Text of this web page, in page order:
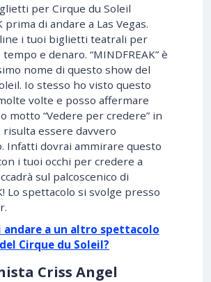
per Cirque du Soleil
prima di andare a Las Vegas.
i tuoi biglietti teatrali per
e denaro. “MINDFREAK” è
nome di questo show del
Io stesso ho visto questo
volte e posso affermare
motto “Vedere per credere” in
risulta essere davvero
Infatti dovrai ammirare questo
i tuoi occhi per credere a
sul palcoscenico di
Lo spettacolo si svolge presso
andare a un altro spettacolo
del Cirque du Soleil?
Criss Angel